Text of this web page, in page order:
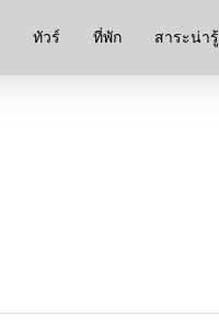
ทัวร์ ที่พัก สาระน่ารู้